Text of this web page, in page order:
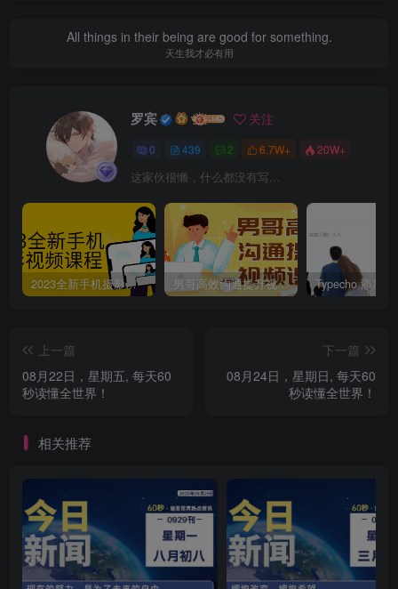
All things in their being are good for something.
天生我才必有用
罗宾 关注
0 439 2 6.7W+ 20W+
这家伙很懒，什么都没有写...
2023全新手机摄影视频课程 男哥高效沟通提升视频课程
上一篇
08月22日，星期五, 每天60
秒读懂全世界！
下一篇
08月24日，星期日, 每天60
秒读懂全世界！
相关推荐